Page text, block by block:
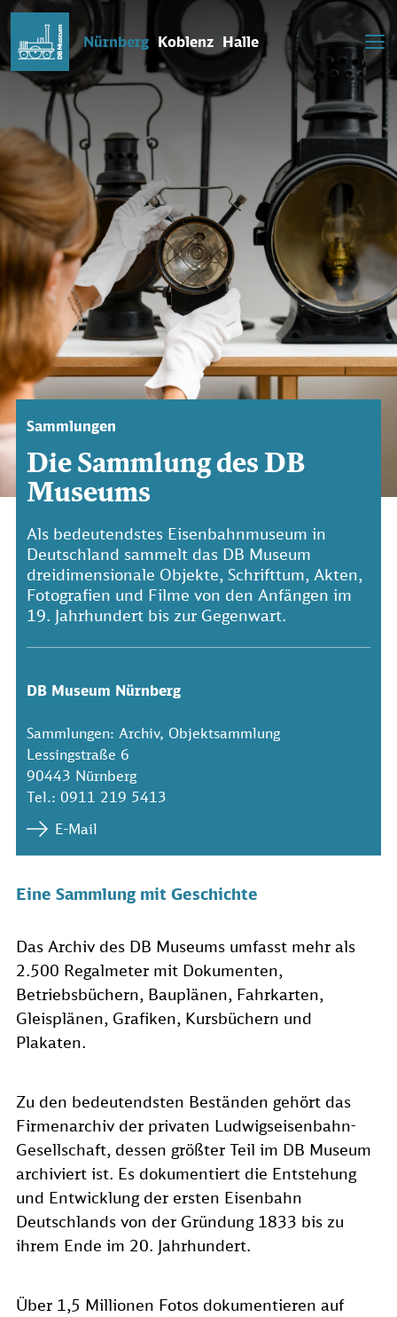
Nürnberg Koblenz Halle
Sammlungen
Die Sammlung des DB
Museums
Als bedeutendstes Eisenbahnmuseum in
Deutschland sammelt das DB Museum
dreidimensionale Objekte, Schrifttum, Akten,
Fotografien und Filme von den Anfängen im
19. Jahrhundert bis zur Gegenwart.
DB Museum Nürnberg
Sammlungen: Archiv, Objektsammlung
Lessingstraße 6
90443 Nürnberg
Tel.: 0911 219 5413
E-Mail
Eine Sammlung mit Geschichte
Das Archiv des DB Museums umfasst mehr als
2.500 Regalmeter mit Dokumenten,
Betriebsbüchern, Bauplänen, Fahrkarten,
Gleisplänen, Grafiken, Kursbüchern und
Plakaten.
Zu den bedeutendsten Beständen gehört das
Firmenarchiv der privaten Ludwigseisenbahn-
Gesellschaft, dessen größter Teil im DB Museum
archiviert ist. Es dokumentiert die Entstehung
und Entwicklung der ersten Eisenbahn
Deutschlands von der Gründung 1833 bis zu
ihrem Ende im 20. Jahrhundert.
Über 1,5 Millionen Fotos dokumentieren auf